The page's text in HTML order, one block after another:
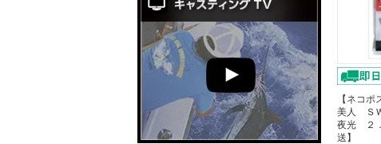
【ネコ
美人 Ｓ
夜光 ２
送】